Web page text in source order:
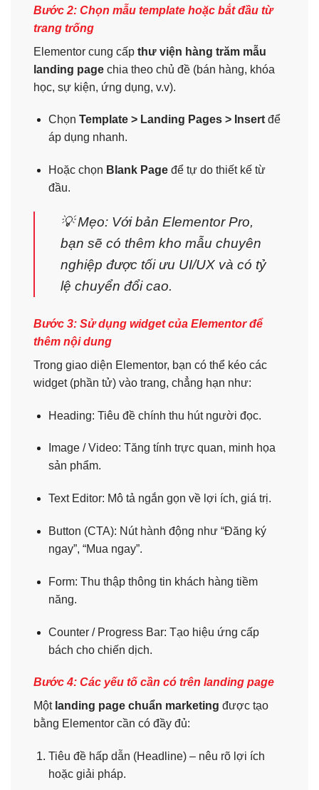
Bước 2: Chọn mẫu template hoặc bắt đầu từ
trang trống
Elementor cung cấp thư viện hàng trăm mẫu
landing page chia theo chủ đề (bán hàng, khóa
học, sự kiện, ứng dụng, v.v).
Chọn Template > Landing Pages > Insertđể
áp dụng nhanh.
Hoặc chọn Blank Pageđể tự do thiết kế từ
đầu.
💡 Mẹo: Với bản Elementor Pro,
bạn sẽ có thêm kho mẫu chuyên
nghiệp được tối ưu UI/UX và có tỷ
lệ chuyển đổi cao.
Bước 3: Sử dụng widget của Elementor để
thêm nội dung
Trong giao diện Elementor, bạn có thể kéo các
widget (phần tử) vào trang, chẳng hạn như:
Heading: Tiêu đề chính thu hút người đọc.
Image / Video: Tăng tính trực quan, minh họa
sản phẩm.
Text Editor: Mô tả ngắn gọn về lợi ích, giá trị.
Button (CTA): Nút hành động như “Đăng ký
ngay”, “Mua ngay”.
Form: Thu thập thông tin khách hàng tiềm
năng.
Counter / Progress Bar: Tạo hiệu ứng cấp
bách cho chiến dịch.
Bước 4: Các yếu tố cần có trên landing page
Một landing page chuẩn marketing được tạo
bằng Elementor cần có đầy đủ:
Tiêu đề hấp dẫn (Headline) – nêu rõ lợi ích
hoặc giải pháp.